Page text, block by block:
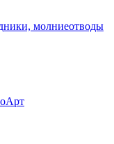
молниеотводы